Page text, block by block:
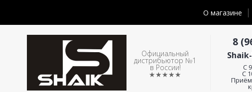
О магазине
Официальный
дистрибьютор №1
в России!
★★★★★
8
C
С
Приём